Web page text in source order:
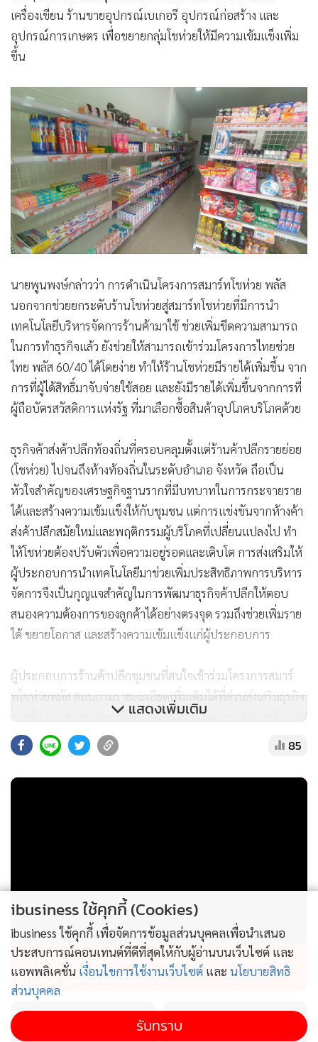
เครื่องเขียน ร้านขายอุปกรณ์เบเกอรี อุปกรณ์ก่อสร้าง และ
อุปกรณ์การเกษตร เพื่อขยายกลุ่มโชห่วยให้มีความเข้มแข็งเพิ่ม
ขึ้น
นายพูนพงษ์กล่าวว่า การดำเนินโครงการสมาร์ทโชห่วย พลัส
นอกจากช่วยยกระดับร้านโชห่วยสู่สมาร์ทโชห่วยที่มีการนำ
เทคโนโลยีบริหารจัดการร้านค้ามาใช้ ช่วยเพิ่มขีดความสามารถ
ในการทำธุรกิจแล้ว ยังช่วยให้สามารถเข้าร่วมโครงการไทยช่วย
ไทย พลัส 60/40 ได้โดยง่าย ทำให้ร้านโชห่วยมีรายได้เพิ่มขึ้น จาก
การที่ผู้ได้สิทธิ์มาจับจ่ายใช้สอย และยังมีรายได้เพิ่มขึ้นจากการที่
ผู้ถือบัตรสวัสดิการแห่งรัฐ ที่มาเลือกซื้อสินค้าอุปโภคบริโภคด้วย
ธุรกิจค้าส่งค้าปลีกท้องถิ่นที่ครอบคลุมตั้งแต่ร้านค้าปลีกรายย่อย
(โชห่วย) ไปจนถึงห้างท้องถิ่นในระดับอำเภอ จังหวัด ถือเป็น
หัวใจสำคัญของเศรษฐกิจฐานรากที่มีบทบาทในการกระจายราย
ได้และสร้างความเข้มแข็งให้กับชุมชน แต่การแข่งขันจากห้างค้า
ส่งค้าปลีกสมัยใหม่และพฤติกรรมผู้บริโภคที่เปลี่ยนแปลงไป ทำ
ให้โชห่วยต้องปรับตัวเพื่อความอยู่รอดและเติบโต การส่งเสริมให้
ผู้ประกอบการนำเทคโนโลยีมาช่วยเพิ่มประสิทธิภาพการบริหาร
จัดการจึงเป็นกุญแจสำคัญในการพัฒนาธุรกิจค้าปลีกให้ตอบ
สนองความต้องการของลูกค้าได้อย่างตรงจุด รวมถึงช่วยเพิ่มราย
ได้ ขยายโอกาส และสร้างความเข้มแข็งแก่ผู้ประกอบการ
ผู้ประกอบการร้านค้าปลีกชุมชนที่สนใจเข้าร่วมโครงการสมาร์
ทโชห่วยพลัส สอบถามรายละเอียดเพิ่มเติมได้ที่ส่วนส่งเสริมธุรกิจ
การค้า กองส่งเสริมและพัฒนาธุรกิจ กรมพัฒนาธุรกิจการค้า Call
Center 1570 โทรศัพท์หมายเลข 0 2547 5986 และเว็บไซต์กรม
พัฒนาธุรกิจการค้า www.dbd.go.th
แสดงเพิ่มเติม
85
อย่าคิดหนี ตำรวจจราจร จัดหนัก เสริมทัพรถใหม่
ระดับ Bigbike สายลุย
ibusiness ใช้คุกกี้ (Cookies)
ibusiness ใช้คุกกี้ เพื่อจัดการข้อมูลส่วนบุคคลเพื่อนำเสนอ
ประสบการณ์คอนเทนต์ที่ดีที่สุดให้กับผู้อ่านบนเว็บไซต์ และ
แอพพลิเคชั่น เงื่อนไขการใช้งานเว็บไซต์ และ นโยบายสิทธิ
ส่วนบุคคล
รับทราบ